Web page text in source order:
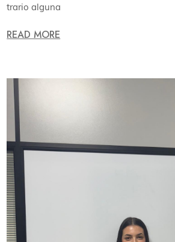
trario alguna
READ MORE